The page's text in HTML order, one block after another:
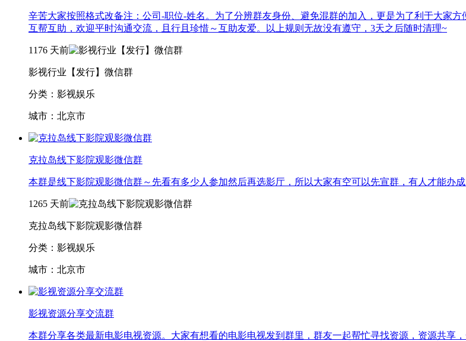
辛苦大家按照格式改备注：公司-职位-姓名。为了分辨群友身份、避免混群的加入，更是为了利于大家
互帮互助，欢迎平时沟通交流，且行且珍惜～互助友爱。以上规则无故没有遵守，3天之后随时清理~
1176 天前
影视行业【发行】微信群
分类：影视娱乐
城市：北京市
克拉岛线下影院观影微信群
本群是线下影院观影微信群～先看有多少人参加然后再选影厅，所以大家有空可以先宣群，有人才能办
1265 天前
克拉岛线下影院观影微信群
分类：影视娱乐
城市：北京市
影视资源分享交流群
本群分享各类最新电影电视资源。大家有想看的电影电视发到群里，群友一起帮忙寻找资源，资源共享